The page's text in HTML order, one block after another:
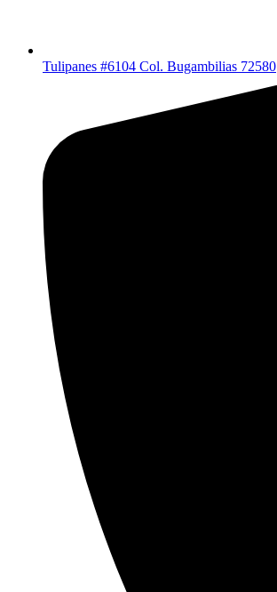
Tulipanes #6104 Col. Bugambilias 72580